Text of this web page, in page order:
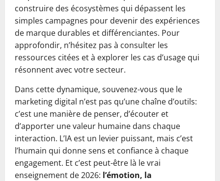
construire des écosystèmes qui dépassent les
simples campagnes pour devenir des expériences
de marque durables et différenciantes. Pour
approfondir, n’hésitez pas à consulter les
ressources citées et à explorer les cas d’usage qui
résonnent avec votre secteur.
Dans cette dynamique, souvenez-vous que le
marketing digital n’est pas qu’une chaîne d’outils:
c’est une manière de penser, d’écouter et
d’apporter une valeur humaine dans chaque
interaction. L’IA est un levier puissant, mais c’est
l’humain qui donne sens et confiance à chaque
engagement. Et c’est peut-être là le vrai
enseignement de 2026: l’émotion, la